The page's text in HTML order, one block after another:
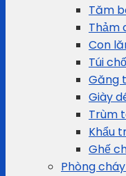
Tăm
Thảm
Con
Túi
Găng
Giày
Trùm
Khẩu
Ghế
Phòng